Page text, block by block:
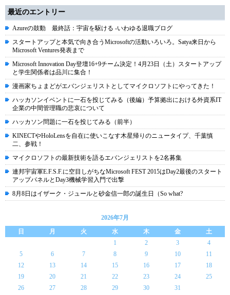
最近のエントリー
Azureの鼓動 最終話：宇宙を駆ける -いわゆる退職ブログ
スタートアップと本気で向き合うMicrosoftの活動いろいろ。Satya来日から
Microsoft Ventures発表まで
Microsoft Innovation Day登壇16+9チーム決定！4月23日（土）スタートアップ
と学生関係者は品川に集合！
漫画家ちょまどがエバンジェリストとしてマイクロソフトにやってきた！
ハッカソンイベントに一石を投じてみる（後編）予算拠出における外資系IT
企業の中間管理職の悲哀について
ハッカソン問題に一石を投じてみる（前半）
KINECTやHoloLensを自在に使いこなす木星帰りのニュータイプ、千葉慎
二、参戦！
マイクロソフトの最新技術を語るエバンジェリストを2名募集
連邦宇宙軍E.F.S.F.に空目しがちなMicrosoft FEST 2015はDay2最後のスタート
アップパネルとDay3機械学習入門で出撃
8月8日はイザーク・ジュールと砂金信一郎の誕生日（So what?
2026年7月
日
月 火 水 木 金
土
1
2 3
4
5
6 7 8 9 10
11
12
13 14 15 16 17
18
19
20 21 22 23 24
25
26
27 28 29 30 31